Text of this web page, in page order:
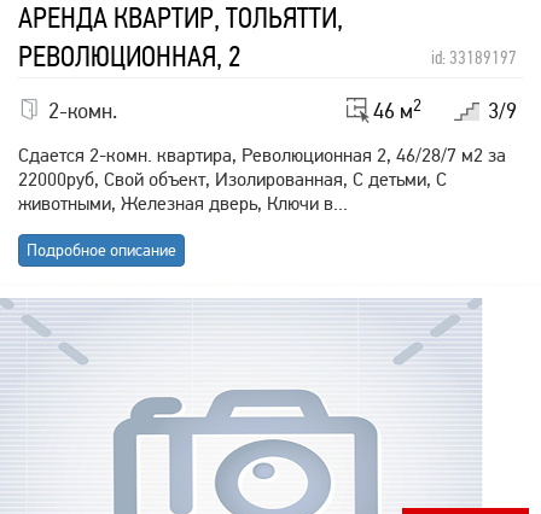
АРЕНДА КВАРТИР, ТОЛЬЯТТИ,
РЕВОЛЮЦИОННАЯ, 2
id: 33189197
2-комн. 3/9
46 м2
Сдается 2-комн. квартира, Революционная 2, 46/28/7 м2 за
22000руб, Свой объект, Изолированная, С детьми, С
животными, Железная дверь, Ключи в...
Подробное описание